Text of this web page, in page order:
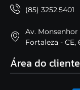
(85) 3252.5401
Av. Monsenhor
Fortaleza - CE,
Área do cliente